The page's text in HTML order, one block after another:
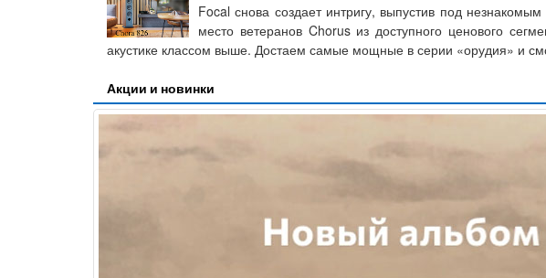
Focal снова создает интригу, выпустив под
место ветеранов Chorus из доступного ценового
акустике классом выше. Достаем самые мощные в серии «орудия» и
Акции и новинки